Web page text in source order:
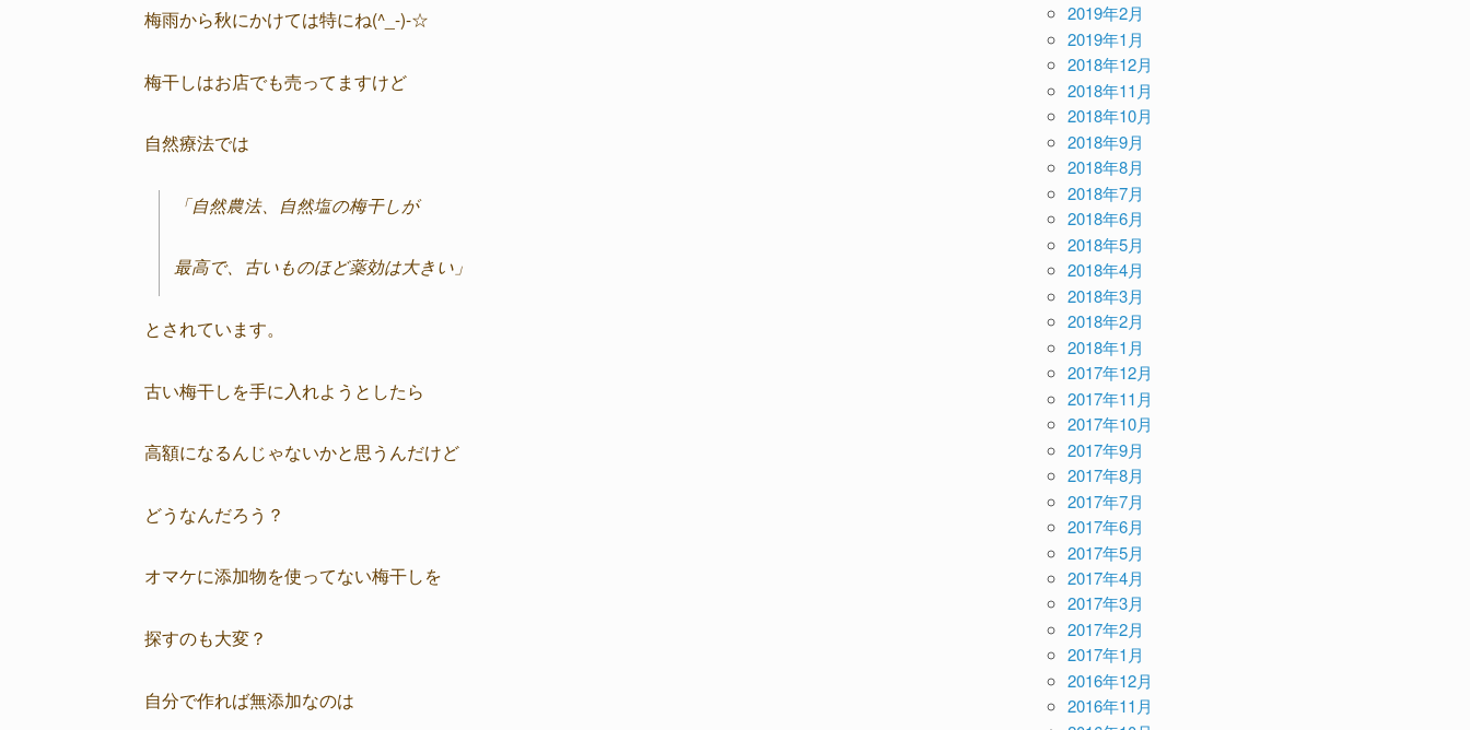
梅雨から秋にかけては特にね(^_-)-☆
梅干しはお店でも売ってますけど
自然療法では
「自然農法、自然塩の梅干しが
最高で、古いものほど薬効は大きい」
とされています。
古い梅干しを手に入れようとしたら
高額になるんじゃないかと思うんだけど
どうなんだろう？
オマケに添加物を使ってない梅干しを
探すのも大変？
自分で作れば無添加なのは
2019年2月
2019年1月
2018年12月
2018年11月
2018年10月
2018年9月
2018年8月
2018年7月
2018年6月
2018年5月
2018年4月
2018年3月
2018年2月
2018年1月
2017年12月
2017年11月
2017年10月
2017年9月
2017年8月
2017年7月
2017年6月
2017年5月
2017年4月
2017年3月
2017年2月
2017年1月
2016年12月
2016年11月